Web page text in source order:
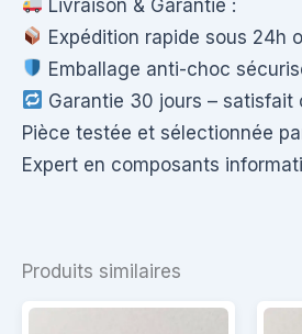
Livraison & Garantie :
Expédition rapide sous 24h
Emballage anti-choc
Garantie 30 jours – satisfait
Pièce testée et sélectionnée
Expert en composants
Produits similaires